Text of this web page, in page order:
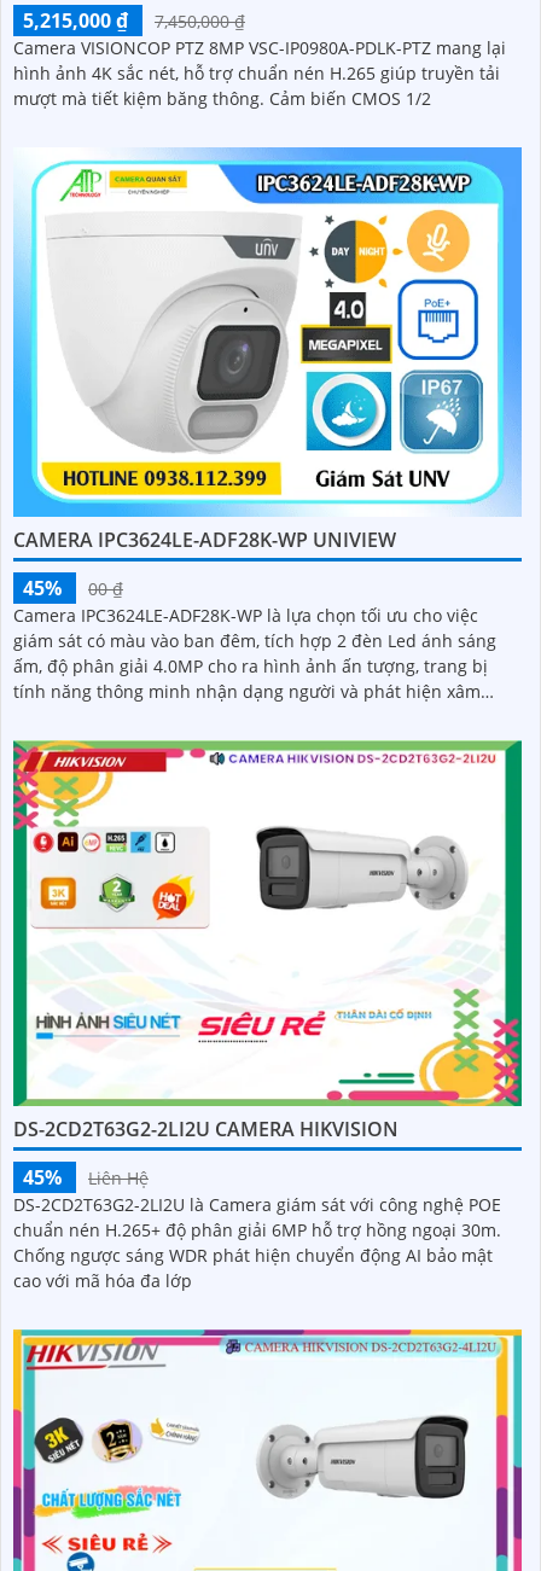
5,215,000 ₫
7,450,000 ₫
Camera VISIONCOP PTZ 8MP VSC-IP0980A-PDLK-PTZ mang lại
hình ảnh 4K sắc nét, hỗ trợ chuẩn nén H.265 giúp truyền tải
mượt mà tiết kiệm băng thông. Cảm biến CMOS 1/2
CAMERA IPC3624LE-ADF28K-WP UNIVIEW
45%
00 ₫
Camera IPC3624LE-ADF28K-WP là lựa chọn tối ưu cho việc
giám sát có màu vào ban đêm, tích hợp 2 đèn Led ánh sáng
ấm, độ phân giải 4.0MP cho ra hình ảnh ấn tượng, trang bị
tính năng thông minh nhận dạng người và phát hiện xâm
DS-2CD2T63G2-2LI2U CAMERA HIKVISION
45%
Liên Hệ
DS-2CD2T63G2-2LI2U là Camera giám sát với công nghệ POE
chuẩn nén H.265+ độ phân giải 6MP hỗ trợ hồng ngoại 30m.
Chống ngược sáng WDR phát hiện chuyển động AI bảo mật
cao với mã hóa đa lớp